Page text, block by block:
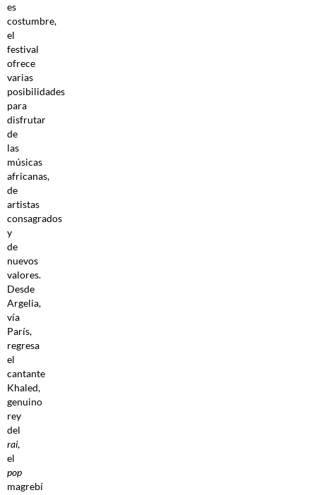
es
costumbre,
el
festival
ofrece
varias
posibilidades
para
disfrutar
de
las
músicas
africanas,
de
artistas
consagrados
y
de
nuevos
valores.
Desde
Argelia,
vía
París,
regresa
el
cantante
Khaled,
genuino
rey
del
rai,
el
pop
magrebí